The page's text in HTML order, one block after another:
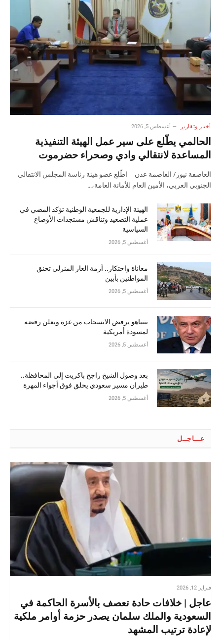
أخبار وتقارير أغسطس 5, 2026
الحالمي يطّلع على سير عمل الهيئة التنفيذية
المساعدة لانتقالي وادي وصحراء حضرموت
العاصفة نيوز/ العاصمة عدن اطّلع عضو هيئة رئاسة المجلس الانتقالي
الجنوبي العربي، الأمين العام للأمانة العامة،…
الهيئة الإدارية للجمعية الوطنية تؤكد المضي في
عملية التصعيد وتناقش مستجدات الأوضاع
السياسية
أغسطس 5, 2026
معاناة واحتكار.. أزمة الغاز المنزلي تخنق
المواطنين بأبين
أغسطس 5, 2026
نتنياهو يرفض الانسحاب من غزة ويعلن رفضه
لمسودة أمريكية
أغسطس 5, 2026
بعد وصول الشيخ راجح باكريت إلى المحافظة..
طيران مسير سعودي يحلق فوق أجواء المهرة
أغسطس 5, 2026
عـــاجــل
فبراير 12, 2026
عاجل | خلافات حادة تعصف بالأسرة الحاكمة في
السعودية والملك سلمان يصدر حزمة أوامر ملكية
لإعادة ترتيب المشهد